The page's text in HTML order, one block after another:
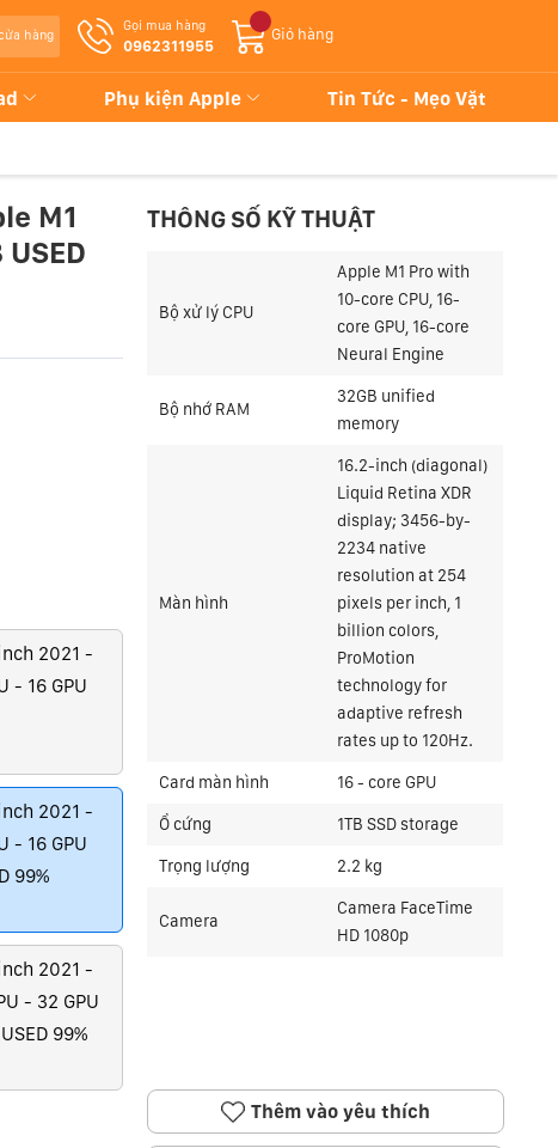
hàng
Gọi mua hàng
0962311955
Giỏ hàng
Phụ kiện Apple Tin Tức - Mẹo Vặt
M1
2021 -
- 16 GPU
2021 -
- 16 GPU
99%
2021 -
- 32 GPU
99%
THÔNG SỐ KỸ THUẬT
Bộ xử lý CPU
Apple M1 Pro with
10-core CPU, 16-
core GPU, 16-core
Neural Engine
Bộ nhớ RAM
32GB unified
memory
Màn hình
16.2-inch (diagonal)
Liquid Retina XDR
display; 3456-by-
2234 native
resolution at 254
pixels per inch, 1
billion colors,
ProMotion
technology for
adaptive refresh
rates up to 120Hz.
Card màn hình 16 - core GPU
Ổ cứng 1TB SSD storage
Trọng lượng 2.2 kg
Camera
Camera FaceTime
HD 1080p
Thêm vào yêu thích